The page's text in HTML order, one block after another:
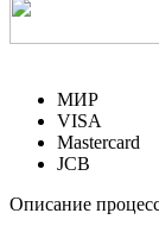
МИР
VISA
Mastercard
JCB
Описание